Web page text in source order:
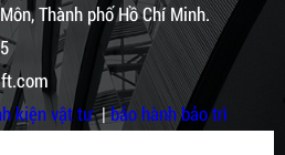
Thành phố Hồ Chí Minh.
kiện vật tư|bảo hành bảo trì